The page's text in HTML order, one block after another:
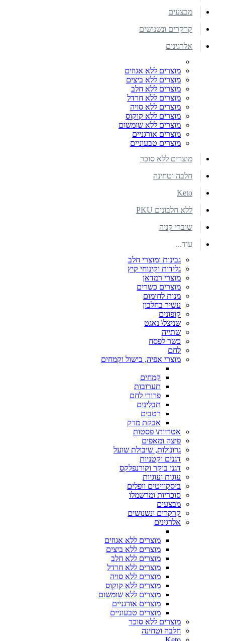
מבצעים
קרקרים ונשנושים
אלרגינים
מוצרים ללא אגוזים
מוצרים ללא ביצים
מוצרים ללא חלב
מוצרים ללא חרדל
מוצרים ללא סויה
מוצרים ללא קוקוס
מוצרים ללא שומשום
מוצרים אורגניים
מוצרים טבעוניים
מוצרים ללא סוכר
חלבה וטחינה
Keto
ללא חלבונים PKU
שוברי קניה
עוד...
גבינות ומוצרי חלב
גלידות וקינוחי קיץ
מוצרי רמדאן
מוצרים כשרים
מנות לחימום
עשיר בחלבון
קופונים
שניצל\ נאגט
שתייה
כשר לפסח
לחם
מוצרי אפיה, בישול וקמחים
קמחים
תערובות
פרורי לחם
תבלינים
רטבים
אבקת מרק
אטריות\ פסטות
פיצה ומאפים
גרונולות, שיבולת שועל
דגנים וקטניות
דגני בוקר וקורנפלקס
עוגות ועוגיות
ביסקוויטים וופלים
סוכריות ומרשמלו
מבצעים
קרקרים ונשנושים
אלרגינים
מוצרים ללא אגוזים
מוצרים ללא ביצים
מוצרים ללא חלב
מוצרים ללא חרדל
מוצרים ללא סויה
מוצרים ללא קוקוס
מוצרים ללא שומשום
מוצרים אורגניים
מוצרים טבעוניים
מוצרים ללא סוכר
חלבה וטחינה